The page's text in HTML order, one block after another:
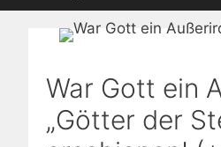
War Gott ein
„Götter der